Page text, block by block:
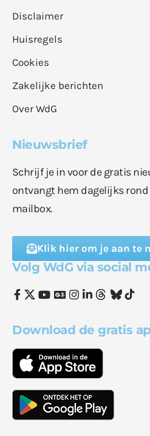
Disclaimer
Huisregels
Cookies
Zakelijke berichten
Over WdG
Nieuwsbrief
Schrijf je in voor de gratis
ontvangt hem dagelijks
mailbox.
Klik hier om je aan te
Volg WdG via social
Download de gratis